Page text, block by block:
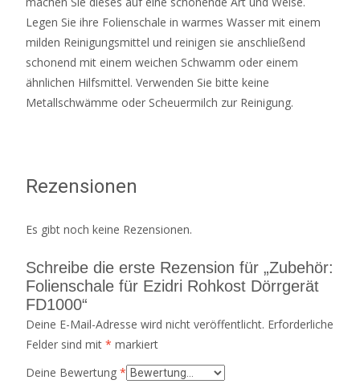
Legen Sie ihre Folienschale in warmes Wasser mit einem
milden Reinigungsmittel und reinigen sie anschließend
schonend mit einem weichen Schwamm oder einem
ähnlichen Hilfsmittel. Verwenden Sie bitte keine
Metallschwämme oder Scheuermilch zur Reinigung.
Rezensionen
Es gibt noch keine Rezensionen.
Schreibe die erste Rezension für „Zubehör:
Folienschale für Ezidri Rohkost Dörrgerät
FD1000“
Deine E-Mail-Adresse wird nicht veröffentlicht. Erforderliche
Felder sind mit * markiert
Deine Bewertung *